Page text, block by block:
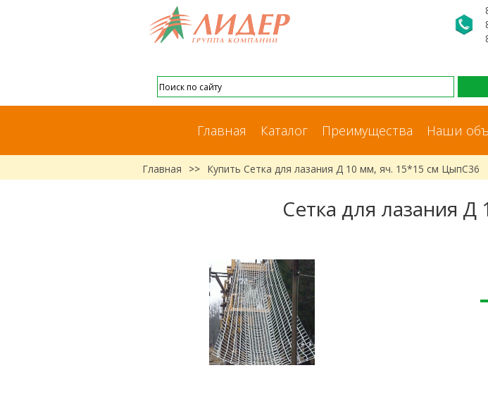
Главная Каталог Преимущества Наши
Главная >> Купить Сетка для лазания Д 10 мм, яч. 15*15 см ЦыпС36
Сетка для лазания